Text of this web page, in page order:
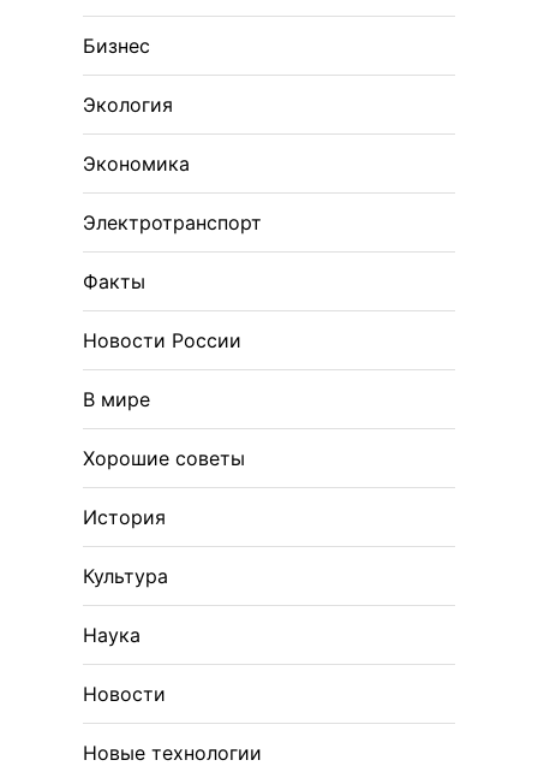
Бизнес
Экология
Экономика
Электротранспорт
Факты
Новости России
В мире
Хорошие советы
История
Культура
Наука
Новости
Новые технологии